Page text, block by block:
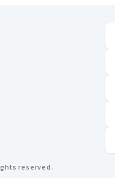
reserved.